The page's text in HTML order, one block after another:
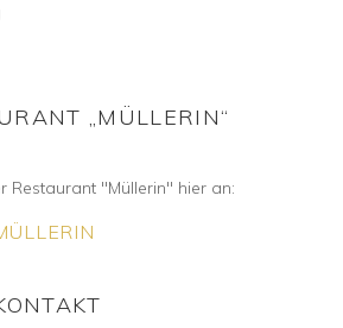
„MÜLLERIN“
Restaurant "Müllerin" hier an: